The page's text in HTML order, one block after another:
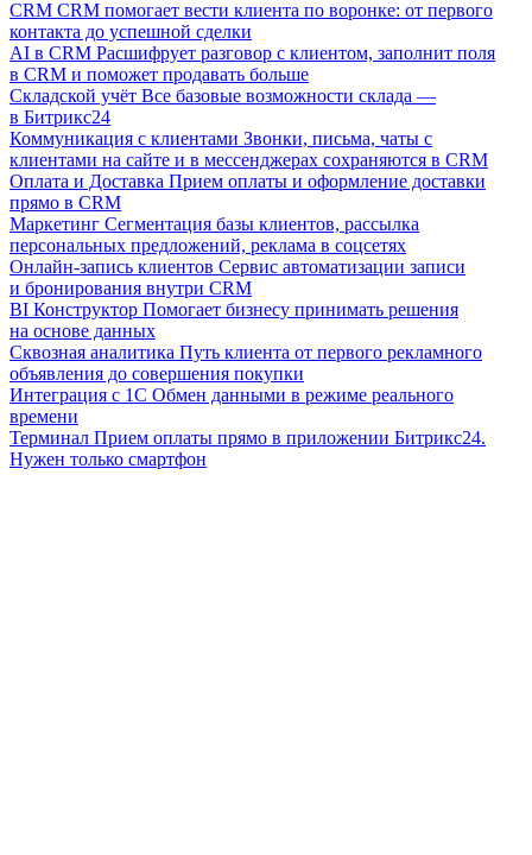
CRM CRM помогает вести клиента по воронке: от первого
контакта до успешной сделки
AI в CRM Расшифрует разговор с клиентом, заполнит поля
в CRM и поможет продавать больше
Складской учёт Все базовые возможности склада —
в Битрикс24
Коммуникация с клиентами Звонки, письма, чаты с
клиентами на сайте и в мессенджерах сохраняются в CRM
Оплата и Доставка Прием оплаты и оформление доставки
прямо в CRM
Маркетинг Сегментация базы клиентов, рассылка
персональных предложений, реклама в соцсетях
Онлайн-запись клиентов Сервис автоматизации записи
и бронирования внутри CRM
BI Конструктор Помогает бизнесу принимать решения
на основе данных
Сквозная аналитика Путь клиента от первого рекламного
объявления до совершения покупки
Интеграция с 1С Обмен данными в режиме реального
времени
Терминал Прием оплаты прямо в приложении Битрикс24.
Нужен только смартфон